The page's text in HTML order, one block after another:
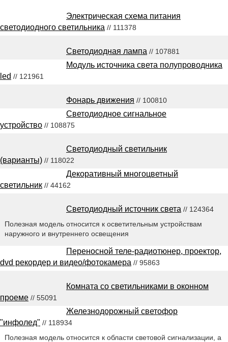
Электрическая схема питания
светодиодного светильника // 111378
Светодиодная лампа // 107881
Модуль источника света полупроводника
led // 121961
Фонарь движения // 100810
Светодиодное сигнальное
устройство // 108875
Светодиодный светильник
(варианты) // 118022
Декоративный многоцветный
светильник // 44162
Светодиодный источник света // 124364
Полезная модель относится к осветительным устройствам
наружного и внутреннего освещения
Переносной теле-радиотюнер, проектор,
dvd рекордер и видео/фотокамера // 95863
Комната со светильниками в оконном
проеме // 55091
Железнодорожный светофор
"инфолед" // 118934
Полезная модель относится к области световой сигнализации, а